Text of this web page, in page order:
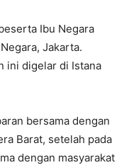
Ibu Negara
Jakarta.
ini digelar di Istana
bersama dengan
Barat, setelah pada
dengan masyarakat